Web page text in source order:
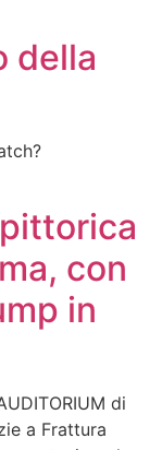
della
con
in
di
a Frattura